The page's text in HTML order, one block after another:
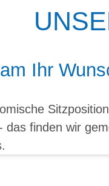
Ihr
das finden wir